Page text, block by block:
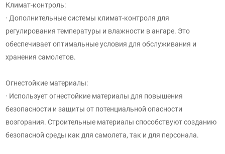
Климат-контроль:
· Дополнительные системы климат-контроля для
регулирования температуры и влажности в ангаре. Это
обеспечивает оптимальные условия для обслуживания и
хранения самолетов.
Огнестойкие материалы:
· Использует огнестойкие материалы для повышения
безопасности и защиты от потенциальной опасности
возгорания. Строительные материалы способствуют созданию
безопасной среды как для самолета, так и для персонала.